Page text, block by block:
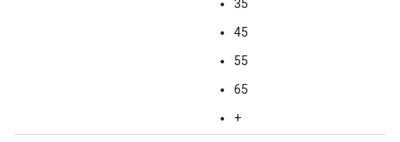
35
45
55
65
+